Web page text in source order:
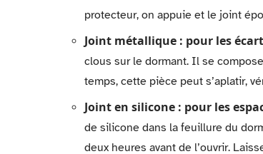
protecteur, on appuie et le joint
Joint métallique : pour les
clous sur le dormant. Il se
temps, cette pièce peut s’aplatir,
Joint en silicone : pour les
de silicone dans la feuillure du
deux heures avant de l’ouvrir.